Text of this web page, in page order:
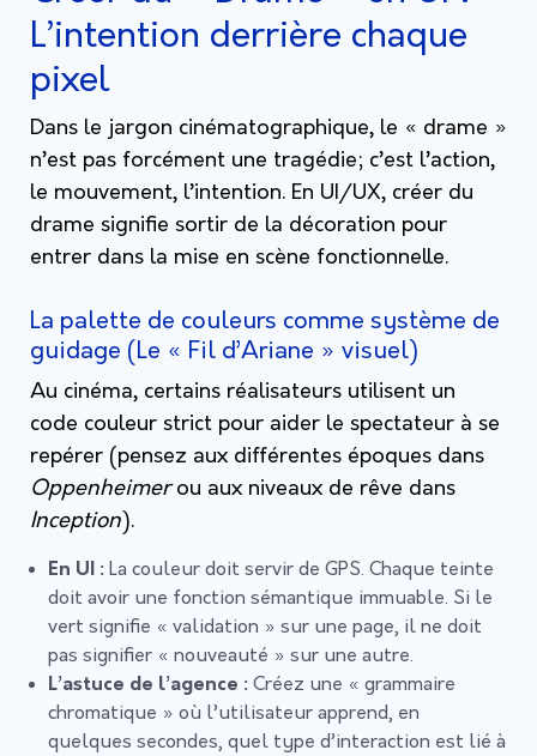
L’intention derrière chaque
pixel
Dans le jargon cinématographique, le « drame »
n’est pas forcément une tragédie; c’est l’action,
le mouvement, l’intention. En UI/UX, créer du
drame signifie sortir de la décoration pour
entrer dans la mise en scène fonctionnelle.
La palette de couleurs comme système de
guidage (Le « Fil d’Ariane » visuel)
Au cinéma, certains réalisateurs utilisent un
code couleur strict pour aider le spectateur à se
repérer (pensez aux différentes époques dans
Oppenheimerou aux niveaux de rêve dans
Inception).
En UI : La couleur doit servir de GPS. Chaque teinte
doit avoir une fonction sémantique immuable. Si le
vert signifie « validation » sur une page, il ne doit
pas signifier « nouveauté » sur une autre.
L’astuce de l’agence : Créez une « grammaire
chromatique » où l’utilisateur apprend, en
quelques secondes, quel type d’interaction est lié à